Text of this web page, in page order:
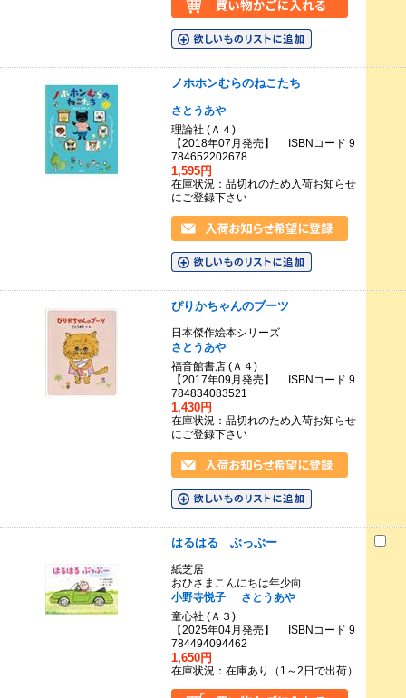
ノホホンむらのねこたち
さとうあや
理論社 (Ａ４)
【2018年07月発売】 ISBNコード 9
784652202678
1,595円
在庫状況：品切れのため入荷お知らせ
にご登録下さい
ぴりかちゃんのブーツ
日本傑作絵本シリーズ
さとうあや
福音館書店 (Ａ４)
【2017年09月発売】 ISBNコード 9
784834083521
1,430円
在庫状況：品切れのため入荷お知らせ
にご登録下さい
はるはる ぶっぶー
紙芝居
おひさまこんにちは年少向
小野寺悦子
さとうあや
童心社 (Ａ３)
【2025年04月発売】 ISBNコード 9
784494094462
1,650円
在庫状況：在庫あり（1～2日で出荷）